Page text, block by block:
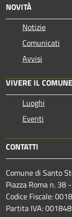
NOVITÀ
Notizie
Comunicati
Avvisi
VIVERE IL COMUNE
Luoghi
Eventi
CONTATTI
Comune di Santo
Piazza Roma n. 38
Codice Fiscale:
Partita IVA: